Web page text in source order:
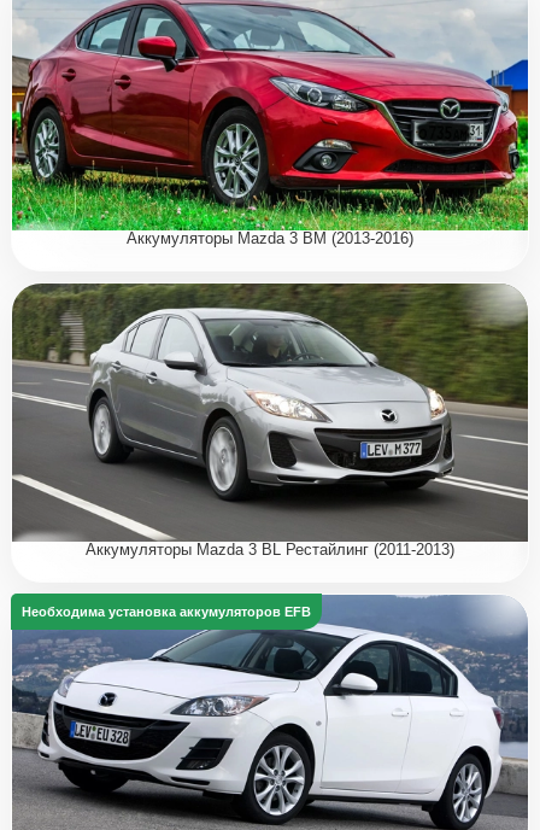
Аккумуляторы Mazda 3 BM (2013-2016)
Аккумуляторы Mazda 3 BL Рестайлинг (2011-2013)
Необходима установка аккумуляторов EFB